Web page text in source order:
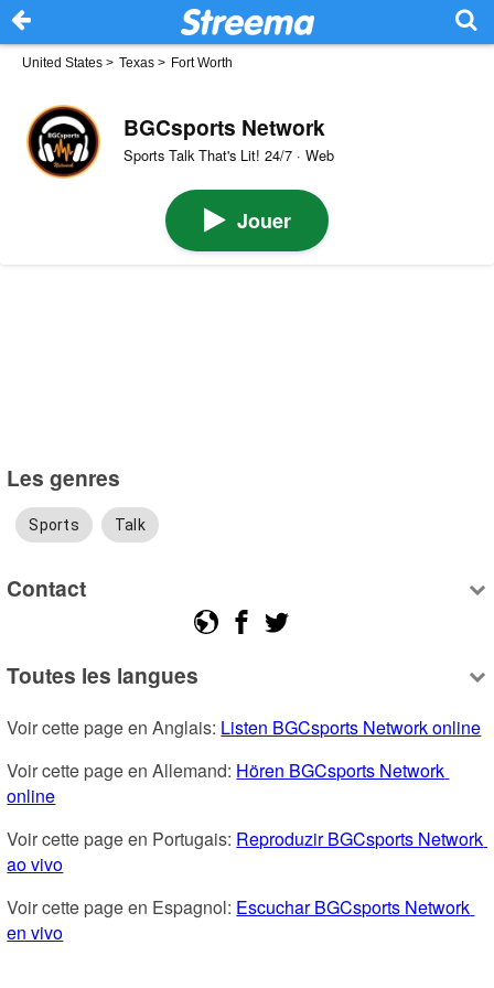
United States > Texas > Fort Worth
BGCsports Network
Sports Talk That's Lit! 24/7 · Web
Jouer
Les genres
Sports Talk
Contact
Toutes les langues
Voir cette page en Anglais: Listen BGCsports Network online
Voir cette page en Allemand: Hören BGCsports Network
online
Voir cette page en Portugais: Reproduzir BGCsports Network
ao vivo
Voir cette page en Espagnol: Escuchar BGCsports Network
en vivo